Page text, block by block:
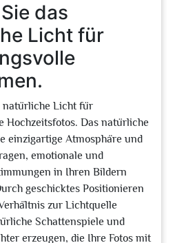
das
Licht für
natürliche Licht für
Hochzeitsfotos. Das natürliche
einzigartige Atmosphäre und
emotionale und
in Ihren Bildern
geschicktes Positionieren
zur Lichtquelle
Schattenspiele und
erzeugen, die Ihre Fotos mit